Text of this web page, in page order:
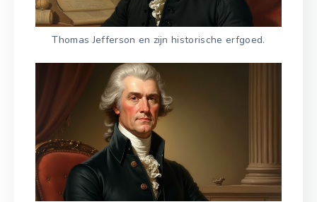
Thomas Jefferson en zijn historische erfgoed.